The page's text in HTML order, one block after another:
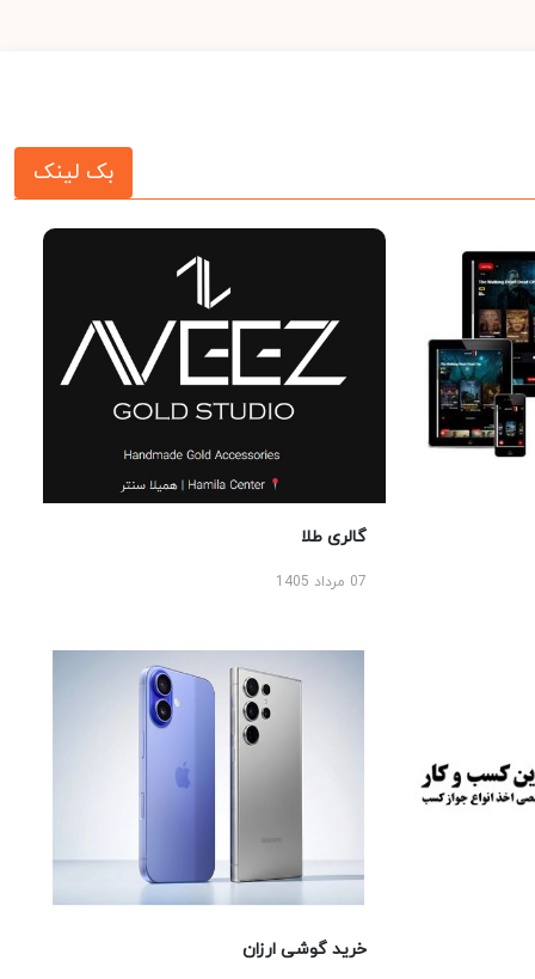
بک لینک
گالری طلا
07 مرداد 1405
خرید گوشی ارزان